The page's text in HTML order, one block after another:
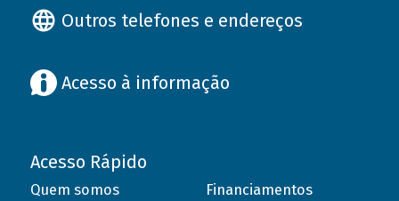
Outros telefones e endereços
Acesso à informação
Acesso Rápido
Quem somos
Financiamentos